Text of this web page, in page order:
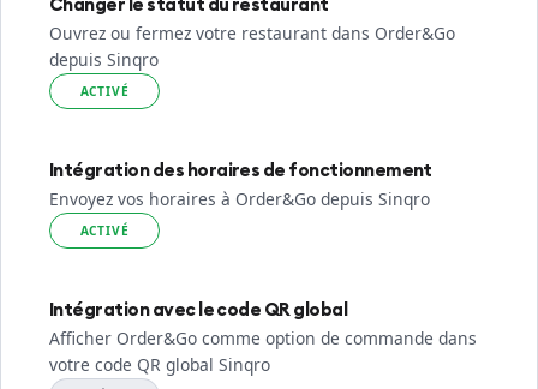
Ouvrez ou fermez votre restaurant dans Order&Go
depuis Sinqro
ACTIVÉ
Intégration des horaires de fonctionnement
Envoyez vos horaires à Order&Go depuis Sinqro
ACTIVÉ
Intégration avec le code QR global
Afficher Order&Go comme option de commande dans
votre code QR global Sinqro